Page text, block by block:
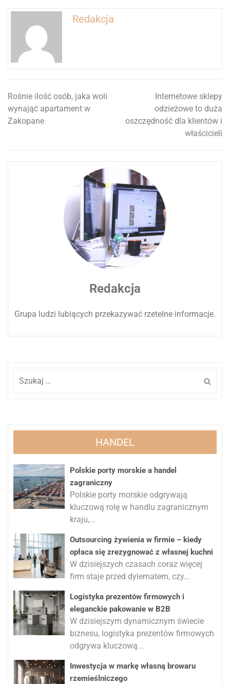
Redakcja
Nawigacja
wpisu
Rośnie ilość osób, jaka woli
wynająć apartament w
Zakopane
Internetowe sklepy
odzieżowe to duża
oszczędność dla klientów i
właścicieli
Redakcja
Grupa ludzi lubiących przekazywać rzetelne informacje.
HANDEL
Polskie porty morskie a handel
zagraniczny
Polskie porty morskie odgrywają
kluczową rolę w handlu zagranicznym
kraju,...
Outsourcing żywienia w firmie – kiedy
opłaca się zrezygnować z własnej kuchni
W dzisiejszych czasach coraz więcej
firm staje przed dylematem, czy...
Logistyka prezentów firmowych i
eleganckie pakowanie w B2B
W dzisiejszym dynamicznym świecie
biznesu, logistyka prezentów firmowych
odgrywa kluczową...
Inwestycja w markę własną browaru
rzemieślniczego